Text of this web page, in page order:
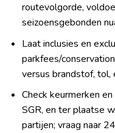
routevolgorde,
seizoensgebonden
Laat inclusies en
parkfees/
versus brandstof, tol,
Check keurmerken
SGR, en ter plaatse
partijen; vraag naar